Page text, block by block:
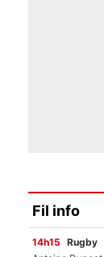
Fil info
14h15 Rugby